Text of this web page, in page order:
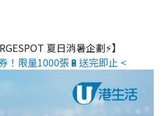
夏日消暑企劃⚡】
！限量1000張🔋送完即止 <